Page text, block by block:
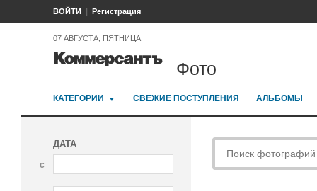
ВОЙТИ Регистрация
07 АВГУСТА, ПЯТНИЦА
Фото
КАТЕГОРИИ СВЕЖИЕ ПОСТУПЛЕНИЯ АЛЬБОМЫ
ДАТА
с